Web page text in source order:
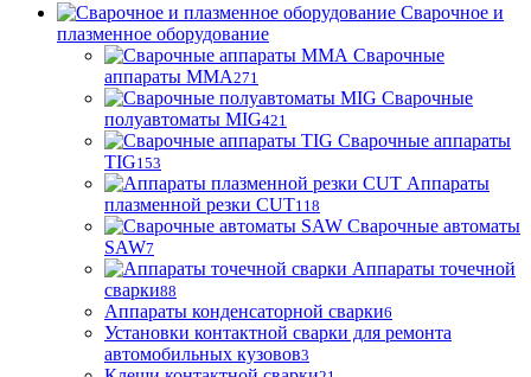
Сварочное и
плазменное оборудование
Сварочные
аппараты MMA271
Сварочные
полуавтоматы MIG421
Сварочные аппараты
TIG153
Аппараты
плазменной резки CUT118
Сварочные автоматы
SAW7
Аппараты точечной
сварки88
Аппараты конденсаторной сварки6
Установки контактной сварки для ремонта
автомобильных кузовов3